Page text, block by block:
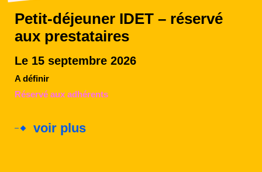
Petit-déjeuner IDET – réservé
aux prestataires
Le 15 septembre 2026
A définir
Réservé aux adhérents
voir plus